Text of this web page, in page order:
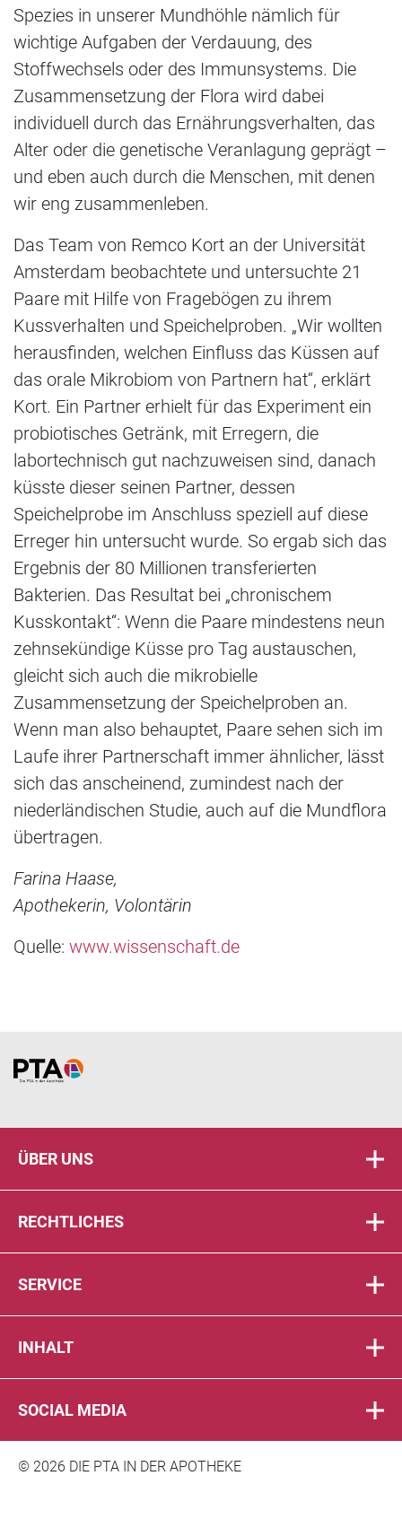
Spezies in unserer Mundhöhle nämlich für
wichtige Aufgaben der Verdauung, des
Stoffwechsels oder des Immunsystems. Die
Zusammensetzung der Flora wird dabei
individuell durch das Ernährungsverhalten, das
Alter oder die genetische Veranlagung geprägt –
und eben auch durch die Menschen, mit denen
wir eng zusammenleben.
Das Team von Remco Kort an der Universität
Amsterdam beobachtete und untersuchte 21
Paare mit Hilfe von Fragebögen zu ihrem
Kussverhalten und Speichelproben. „Wir wollten
herausfinden, welchen Einfluss das Küssen auf
das orale Mikrobiom von Partnern hat“, erklärt
Kort. Ein Partner erhielt für das Experiment ein
probiotisches Getränk, mit Erregern, die
labortechnisch gut nachzuweisen sind, danach
küsste dieser seinen Partner, dessen
Speichelprobe im Anschluss speziell auf diese
Erreger hin untersucht wurde. So ergab sich das
Ergebnis der 80 Millionen transferierten
Bakterien. Das Resultat bei „chronischem
Kusskontakt“: Wenn die Paare mindestens neun
zehnsekündige Küsse pro Tag austauschen,
gleicht sich auch die mikrobielle
Zusammensetzung der Speichelproben an.
Wenn man also behauptet, Paare sehen sich im
Laufe ihrer Partnerschaft immer ähnlicher, lässt
sich das anscheinend, zumindest nach der
niederländischen Studie, auch auf die Mundflora
übertragen.
Farina Haase,
Apothekerin, Volontärin
Quelle: www.wissenschaft.de
Home
ÜBER UNS
RECHTLICHES
SERVICE
INHALT
SOCIAL MEDIA
© 2026 DIE PTA IN DER APOTHEKE